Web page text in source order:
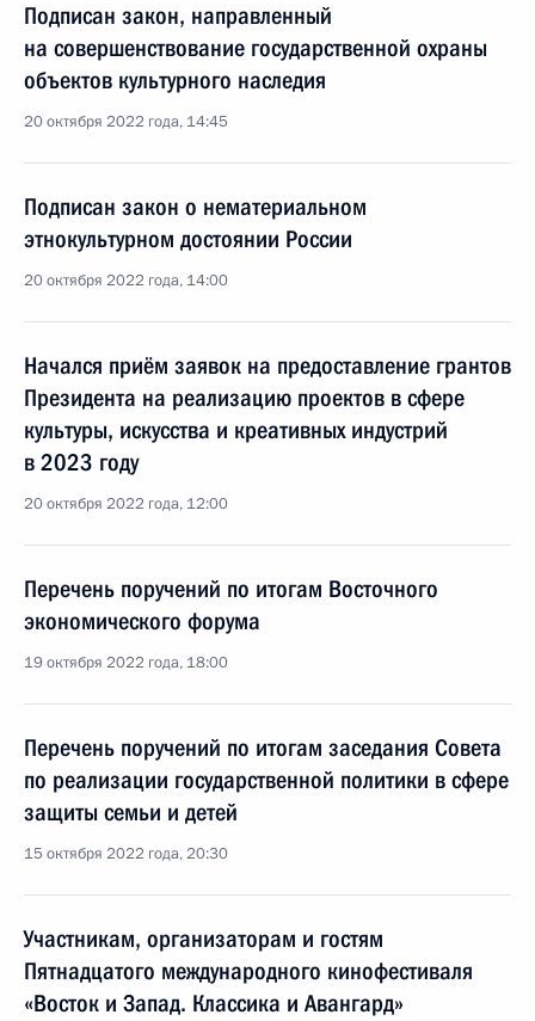
Подписан закон, направленный
на совершенствование государственной охраны
объектов культурного наследия
20 октября 2022 года, 14:45
Подписан закон о нематериальном
этнокультурном достоянии России
20 октября 2022 года, 14:00
Начался приём заявок на предоставление грантов
Президента на реализацию проектов в сфере
культуры, искусства и креативных индустрий
в 2023 году
20 октября 2022 года, 12:00
Перечень поручений по итогам Восточного
экономического форума
19 октября 2022 года, 18:00
Перечень поручений по итогам заседания Совета
по реализации государственной политики в сфере
защиты семьи и детей
15 октября 2022 года, 20:30
Участникам, организаторам и гостям
Пятнадцатого международного кинофестиваля
«Восток и Запад. Классика и Авангард»